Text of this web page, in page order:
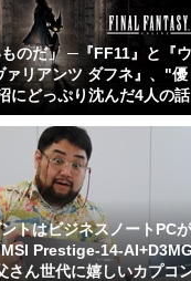
ものだ」 ─『FF11』と『ウ
ァリアンツ ダフネ』、"優
にどっぷり沈んだ4人の話
トはビジネスノートPCが
Prestige-14-
さん世代に嬉しいカプコ